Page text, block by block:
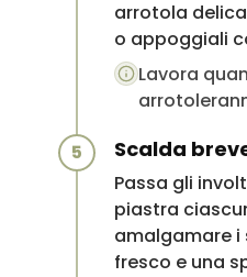
arrotola
o appoggiali
Lavora
5 Scalda
Passa gli
piastra
amalgamare i
fresco e una